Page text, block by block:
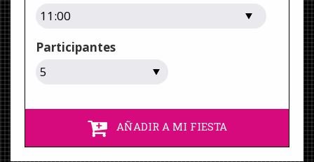
Participantes
AÑADIR A MI FIESTA